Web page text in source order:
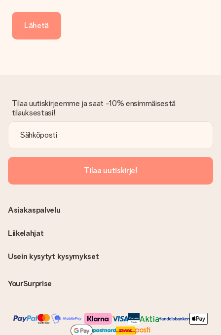
Saapunut lahja
Entä jos lahja ei ole täysin mieleeni?
Olemme syvästi pahoillamme, että lahjasi ei ole sinun mielesi
Tämä tarkoittaa sitä, että lahja toimitetaan suoraan
vastaanottajalle, mikä tekee siitä todellisen yllätyksen!
Lähetä
Tilaa uutiskirjeemme ja saat -10% ensimmäisestä
tilauksestasi!
Tilaa uutiskirje!
Usein kysytyt kysymykset
YourSurprise
Asiakaspalvelu
Liikelahjat